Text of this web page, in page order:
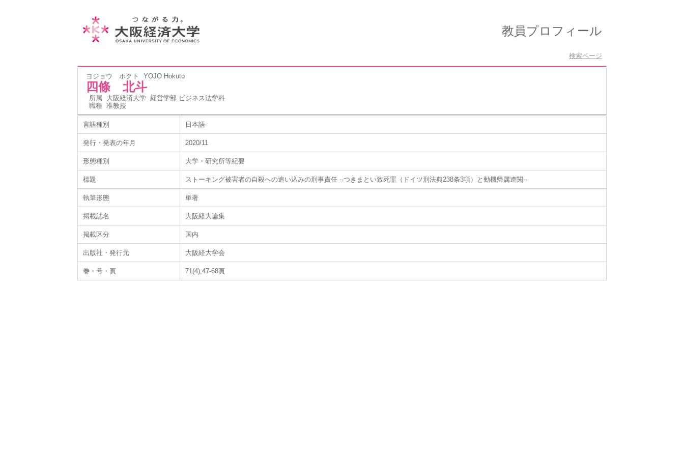
教員プロフィール
検索ページ
ヨジョウ ホクト YOJO Hokuto
四條 北斗
所属 大阪経済大学 経営学部 ビジネス法学科
職種 准教授
言語種別 日本語
発行・発表の年月 2020/11
形態種別 大学・研究所等紀要
標題 ストーキング被害者の自殺への追い込みの刑事責任 --つきまとい致死罪（ドイツ刑法典238条3項）と動機帰属連関--
執筆形態 単著
掲載誌名 大阪経大論集
掲載区分 国内
出版社・発行元 大阪経大学会
巻・号・頁 71(4),47-68頁